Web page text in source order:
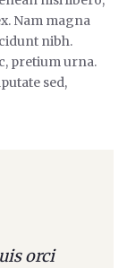
Nam magna
nibh.
pretium urna.
sed,
orci